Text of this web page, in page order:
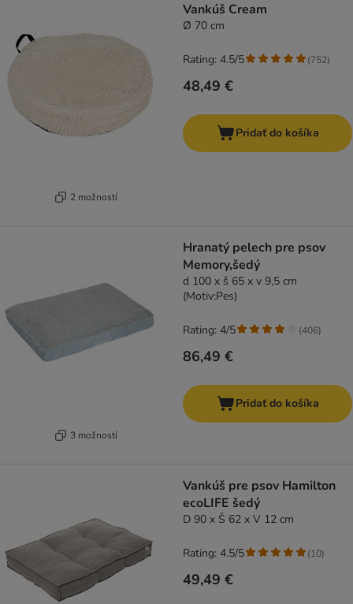
2 možností
Vankúš Cream
Ø 70 cm
48,49 €
Rating: 4.5/5 (752)
Pridať do košíka
3 možností
Hranatý pelech pre psov
Memory,šedý
d 100 x š 65 x v 9,5 cm
(Motiv:Pes)
86,49 €
Rating: 4/5 (406)
Pridať do košíka
Vankúš pre psov Hamilton
ecoLIFE šedý
D 90 x Š 62 x V 12 cm
49,49 €
Rating: 4.5/5 (10)